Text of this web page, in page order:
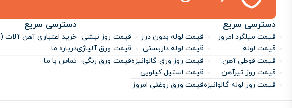
دسترسی سریع
قیمت میلگرد امروز
قیمت لوله
قیمت قوطی آهن
قیمت روز تیرآهن
قیمت روز لوله گالوانیزه
قیمت لوله بدون درز
قیمت لوله داربستی
قیمت روز ورق گالوانیزه
قیمت استیل کیلویی
قیمت ورق روغنی امروز
قیمت روز نبشی
قیمت ورق آلیاژی
قیمت ورق رنگی
دسترسی سریع
خرید اعتباری آهن آلات (LC)
درباره ما
تماس با ما